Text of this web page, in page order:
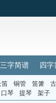
三字简谱 四字
笛 铜管 笛箫
口琴 提琴 架子